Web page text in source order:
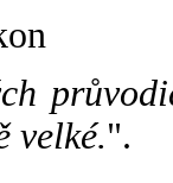
velké.".